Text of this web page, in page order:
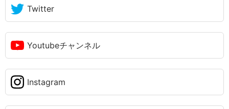
Twitter
Youtubeチャンネル
Instagram